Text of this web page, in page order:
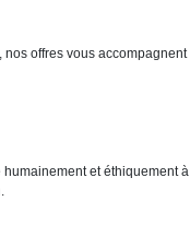
offres vous accompagnent
et éthiquement à